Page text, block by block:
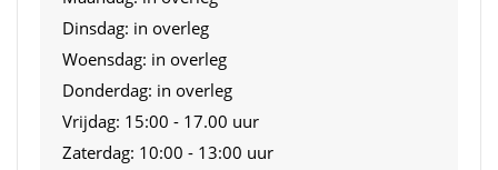
Dinsdag: in overleg
Woensdag: in overleg
Donderdag: in overleg
Vrijdag: 15:00 - 17.00 uur
Zaterdag: 10:00 - 13:00 uur